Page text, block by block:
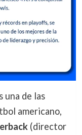
una de las
americano,
(director